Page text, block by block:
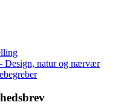
Design, natur og nærvær